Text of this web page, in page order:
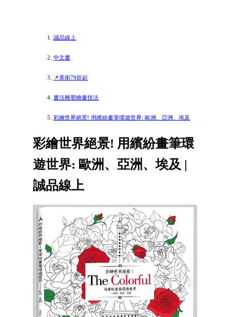
誠品線上
中文書
📌美術79折起
書法雕塑繪畫技法
彩繪世界絕景! 用繽紛畫筆環遊世界: 歐洲、亞洲、埃及
彩繪世界絕景! 用繽紛畫筆環
遊世界: 歐洲、亞洲、埃及 |
誠品線上